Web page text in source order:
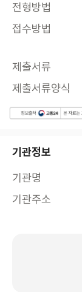
전형방법
접수방법
제출서류
제출서류양식
기관정보
기관명
기관주소